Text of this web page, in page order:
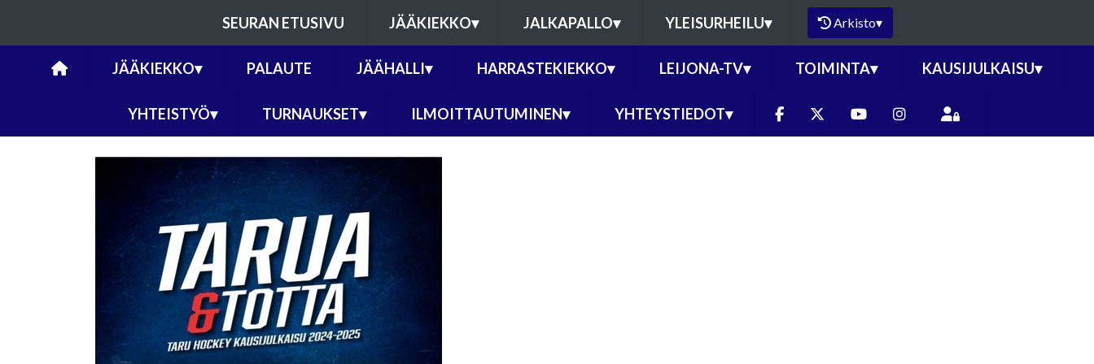
SEURAN ETUSIVU JÄÄKIEKKO▾ JALKAPALLO▾ YLEISURHEILU▾ Arkisto▾
JÄÄKIEKKO▾ PALAUTE JÄÄHALLI▾ HARRASTEKIEKKO▾ LEIJONA-TV▾ TOIMINTA▾ KAUSIJULKAISU▾
YHTEISTYÖ▾ TURNAUKSET▾ ILMOITTAUTUMINEN▾ YHTEYSTIEDOT▾